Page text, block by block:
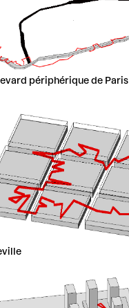
périphérique de Paris